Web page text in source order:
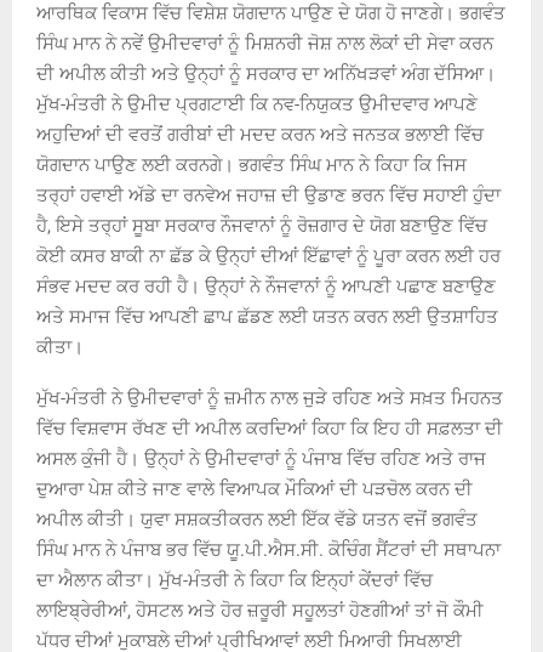
ਆਰਥਿਕ ਵਿਕਾਸ ਵਿੱਚ ਵਿਸ਼ੇਸ਼ ਯੋਗਦਾਨ ਪਾਉਣ ਦੇ ਯੋਗ ਹੋ ਜਾਣਗੇ। ਭਗਵੰਤ
ਸਿੰਘ ਮਾਨ ਨੇ ਨਵੇਂ ਉਮੀਦਵਾਰਾਂ ਨੂੰ ਮਿਸ਼ਨਰੀ ਜੋਸ਼ ਨਾਲ ਲੋਕਾਂ ਦੀ ਸੇਵਾ ਕਰਨ
ਦੀ ਅਪੀਲ ਕੀਤੀ ਅਤੇ ਉਨ੍ਹਾਂ ਨੂੰ ਸਰਕਾਰ ਦਾ ਅਨਿੱਖੜਵਾਂ ਅੰਗ ਦੱਸਿਆ।
ਮੁੱਖ-ਮੰਤਰੀ ਨੇ ਉਮੀਦ ਪ੍ਰਗਟਾਈ ਕਿ ਨਵ-ਨਿਯੁਕਤ ਉਮੀਦਵਾਰ ਆਪਣੇ
ਅਹੁਦਿਆਂ ਦੀ ਵਰਤੋਂ ਗਰੀਬਾਂ ਦੀ ਮਦਦ ਕਰਨ ਅਤੇ ਜਨਤਕ ਭਲਾਈ ਵਿੱਚ
ਯੋਗਦਾਨ ਪਾਉਣ ਲਈ ਕਰਨਗੇ। ਭਗਵੰਤ ਸਿੰਘ ਮਾਨ ਨੇ ਕਿਹਾ ਕਿ ਜਿਸ
ਤਰ੍ਹਾਂ ਹਵਾਈ ਅੱਡੇ ਦਾ ਰਨਵੇਅ ਜਹਾਜ਼ ਦੀ ਉਡਾਣ ਭਰਨ ਵਿੱਚ ਸਹਾਈ ਹੁੰਦਾ
ਹੈ, ਇਸੇ ਤਰ੍ਹਾਂ ਸੂਬਾ ਸਰਕਾਰ ਨੌਜਵਾਨਾਂ ਨੂੰ ਰੋਜ਼ਗਾਰ ਦੇ ਯੋਗ ਬਣਾਉਣ ਵਿੱਚ
ਕੋਈ ਕਸਰ ਬਾਕੀ ਨਾ ਛੱਡ ਕੇ ਉਨ੍ਹਾਂ ਦੀਆਂ ਇੱਛਾਵਾਂ ਨੂੰ ਪੂਰਾ ਕਰਨ ਲਈ ਹਰ
ਸੰਭਵ ਮਦਦ ਕਰ ਰਹੀ ਹੈ। ਉਨ੍ਹਾਂ ਨੇ ਨੌਜਵਾਨਾਂ ਨੂੰ ਆਪਣੀ ਪਛਾਣ ਬਣਾਉਣ
ਅਤੇ ਸਮਾਜ ਵਿੱਚ ਆਪਣੀ ਛਾਪ ਛੱਡਣ ਲਈ ਯਤਨ ਕਰਨ ਲਈ ਉਤਸ਼ਾਹਿਤ
ਕੀਤਾ।
ਮੁੱਖ-ਮੰਤਰੀ ਨੇ ਉਮੀਦਵਾਰਾਂ ਨੂੰ ਜ਼ਮੀਨ ਨਾਲ ਜੁੜੇ ਰਹਿਣ ਅਤੇ ਸਖ਼ਤ ਮਿਹਨਤ
ਵਿੱਚ ਵਿਸ਼ਵਾਸ ਰੱਖਣ ਦੀ ਅਪੀਲ ਕਰਦਿਆਂ ਕਿਹਾ ਕਿ ਇਹ ਹੀ ਸਫ਼ਲਤਾ ਦੀ
ਅਸਲ ਕੁੰਜੀ ਹੈ। ਉਨ੍ਹਾਂ ਨੇ ਉਮੀਦਵਾਰਾਂ ਨੂੰ ਪੰਜਾਬ ਵਿੱਚ ਰਹਿਣ ਅਤੇ ਰਾਜ
ਦੁਆਰਾ ਪੇਸ਼ ਕੀਤੇ ਜਾਣ ਵਾਲੇ ਵਿਆਪਕ ਮੌਕਿਆਂ ਦੀ ਪੜਚੋਲ ਕਰਨ ਦੀ
ਅਪੀਲ ਕੀਤੀ। ਯੁਵਾ ਸਸ਼ਕਤੀਕਰਨ ਲਈ ਇੱਕ ਵੱਡੇ ਯਤਨ ਵਜੋਂ ਭਗਵੰਤ
ਸਿੰਘ ਮਾਨ ਨੇ ਪੰਜਾਬ ਭਰ ਵਿੱਚ ਯੂ.ਪੀ.ਐਸ.ਸੀ. ਕੋਚਿੰਗ ਸੈਂਟਰਾਂ ਦੀ ਸਥਾਪਨਾ
ਦਾ ਐਲਾਨ ਕੀਤਾ। ਮੁੱਖ-ਮੰਤਰੀ ਨੇ ਕਿਹਾ ਕਿ ਇਨ੍ਹਾਂ ਕੇਂਦਰਾਂ ਵਿੱਚ
ਲਾਇਬ੍ਰੇਰੀਆਂ, ਹੋਸਟਲ ਅਤੇ ਹੋਰ ਜ਼ਰੂਰੀ ਸਹੂਲਤਾਂ ਹੋਣਗੀਆਂ ਤਾਂ ਜੋ ਕੌਮੀ
ਪੱਧਰ ਦੀਆਂ ਮੁਕਾਬਲੇ ਦੀਆਂ ਪ੍ਰੀਖਿਆਵਾਂ ਲਈ ਮਿਆਰੀ ਸਿਖਲਾਈ